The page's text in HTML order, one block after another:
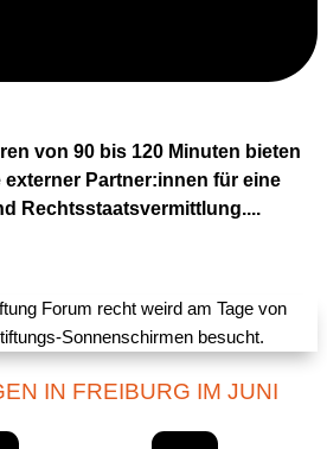
von 90 bis 120 Minuten bieten
Partner:innen für eine
Rechtsstaatsvermittlung....
IN FREIBURG IM JUNI